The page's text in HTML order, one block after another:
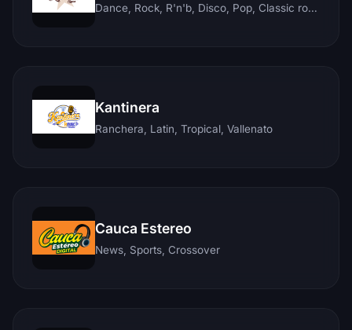
Dance, Rock, R'n'b, Disco, Pop, Classic rock, Techno, Reggae
Kantinera
Ranchera, Latin, Tropical, Vallenato
Cauca Estereo
News, Sports, Crossover